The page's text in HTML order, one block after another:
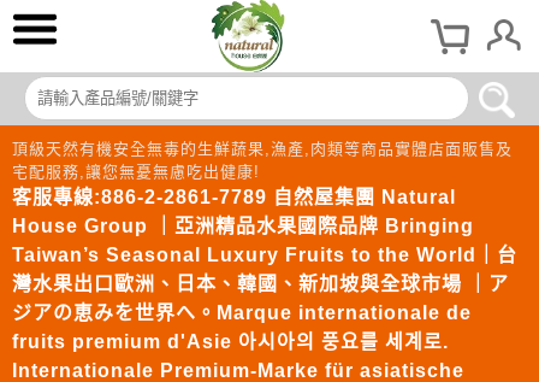
頂級天然有機安全無毒的生鮮蔬果,漁產,肉類等商品實體店面販售及
宅配服務,讓您無憂無慮吃出健康!
客服專線:886-2-2861-7789 自然屋集團 Natural
House Group ｜亞洲精品水果國際品牌 Bringing
Taiwan’s Seasonal Luxury Fruits to the World｜台
灣水果出口歐洲、日本、韓國、新加坡與全球市場 ｜ア
ジアの恵みを世界へ。Marque internationale de
fruits premium d'Asie 아시아의 풍요를 세계로.
Internationale Premium-Marke für asiatische